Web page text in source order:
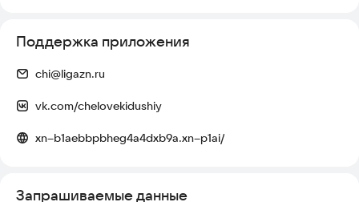
Поддержка приложения
chi@ligazn.ru
vk.com/chelovekidushiy
xn--b1aebbpbheg4a4dxb9a.xn--p1ai/
Запрашиваемые данные